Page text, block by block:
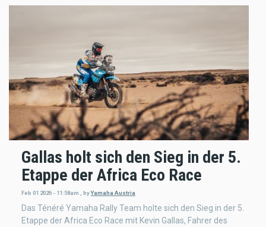
Gallas holt sich den Sieg in der 5.
Etappe der Africa Eco Race
Feb 01 2026 - 11:58am byYamaha Austria
Das Ténéré Yamaha Rally Team holte sich den Sieg in der 5.
Etappe der Africa Eco Race mit Kevin Gallas, Fahrer des